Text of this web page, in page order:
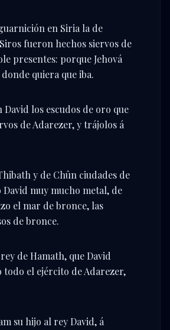
en Siria la de
fueron hechos siervos de
presentes: porque Jehová
quiera que iba.
David los escudos de oro que
de Adarezer, y trájolos á
y de Chûn ciudades de
muy mucho metal, de
el mar de bronce, las
de bronce.
de Hamath, que David
todo el ejército de Adarezer,
su hijo al rey David, á